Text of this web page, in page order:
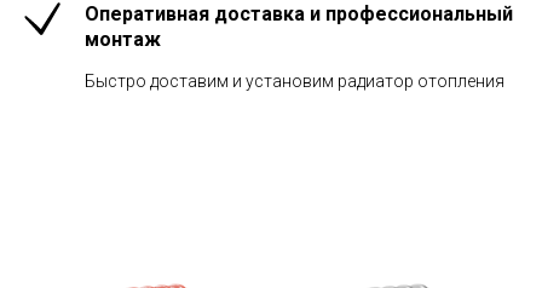
Оперативная доставка и профессиональный
монтаж
Быстро доставим и установим радиатор отопления